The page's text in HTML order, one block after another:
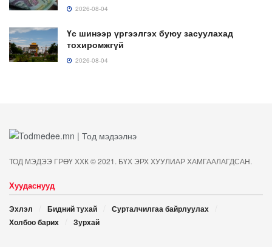
2026-08-04
Үс шинээр үргээлгэх буюу засуулахад
тохиромжгүй
2026-08-04
ТОД МЭДЭЭ ГРӨҮ ХХК © 2021. БҮХ ЭРХ ХУУЛИАР ХАМГААЛАГДСАН.
Хуудаснууд
Эхлэл Бидний тухай
Сурталчилгаа байрлуулах
Холбоо барих
Зурхай